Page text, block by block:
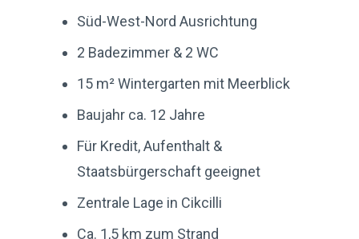
Süd-West-Nord Ausrichtung
2 Badezimmer & 2 WC
15 m² Wintergarten mit Meerblick
Baujahr ca. 12 Jahre
Für Kredit, Aufenthalt &
Staatsbürgerschaft geeignet
Zentrale Lage in Cikcilli
Ca. 1,5 km zum Strand